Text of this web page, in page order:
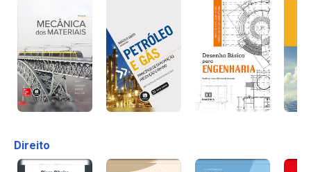
Direito